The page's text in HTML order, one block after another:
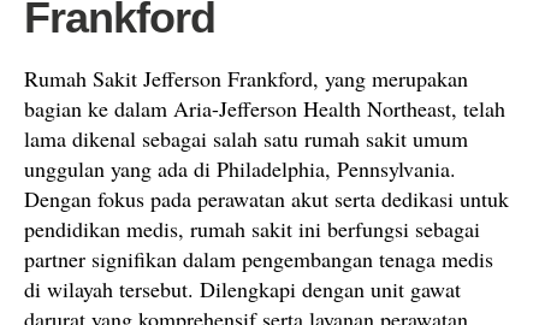
Frankford
Rumah Sakit Jefferson Frankford, yang merupakan
bagian ke dalam Aria-Jefferson Health Northeast, telah
lama dikenal sebagai salah satu rumah sakit umum
unggulan yang ada di Philadelphia, Pennsylvania.
Dengan fokus pada perawatan akut serta dedikasi untuk
pendidikan medis, rumah sakit ini berfungsi sebagai
partner signifikan dalam pengembangan tenaga medis
di wilayah tersebut. Dilengkapi dengan unit gawat
darurat yang komprehensif serta layanan perawatan